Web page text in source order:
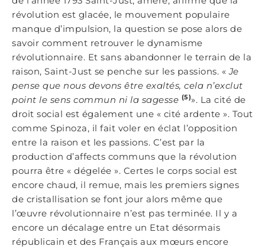
révolution est glacée, le mouvement populaire
manque d’impulsion, la question se pose alors de
savoir comment retrouver le dynamisme
révolutionnaire. Et sans abandonner le terrain de la
raison, Saint-Just se penche sur les passions. «Je
pense que nous devons être exaltés, cela n’exclut
point le sens commun ni la sagesse (5)». La cité de
droit social est également une « cité ardente ». Tout
comme Spinoza, il fait voler en éclat l’opposition
entre la raison et les passions. C’est par la
production d’affects communs que la révolution
pourra être « dégelée ». Certes le corps social est
encore chaud, il remue, mais les premiers signes
de cristallisation se font jour alors même que
l’œuvre révolutionnaire n’est pas terminée. Il y a
encore un décalage entre un Etat désormais
républicain et des Français aux mœurs encore